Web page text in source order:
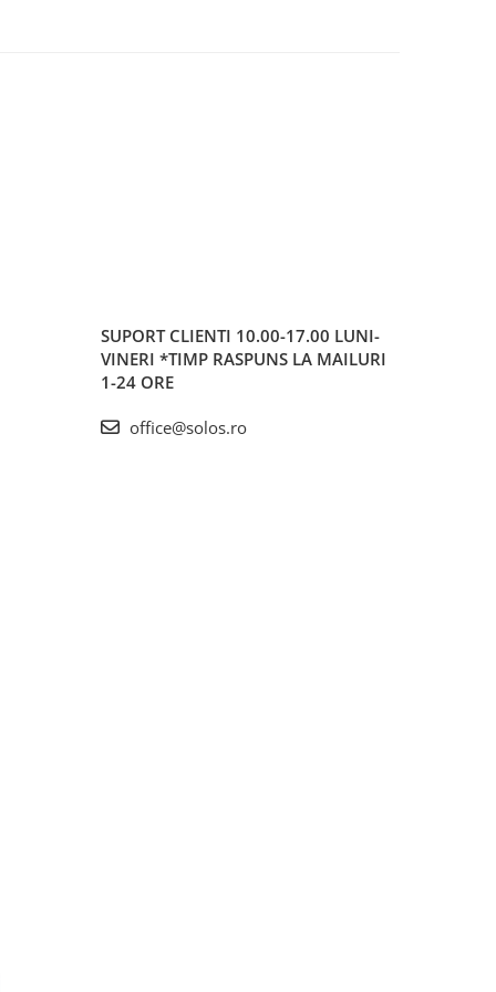
SUPORT CLIENTI 10.00-17.00 LUNI-
VINERI *TIMP RASPUNS LA MAILURI
1-24 ORE
office@solos.ro